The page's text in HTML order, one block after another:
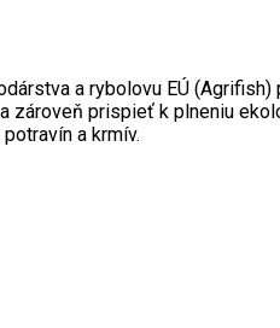
a rybolovu EÚ
zároveň prispieť k plneniu
a krmív.